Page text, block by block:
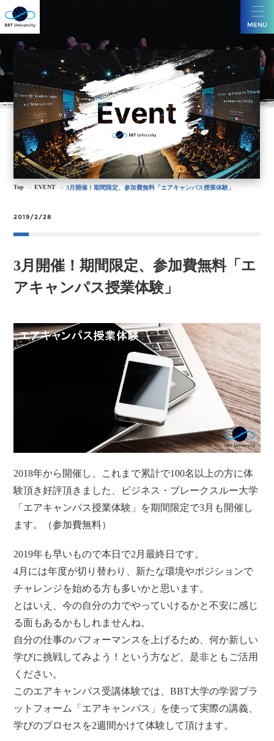
MENU
Top EVENT 3月開催！期間限定、参加費無料「エアキャンパス授業体験」
2019/2/28
3月開催！期間限定、参加費無料「エ
アキャンパス授業体験」
2018年から開催し、これまで累計で100名以上の方に体
験頂き好評頂きました、ビジネス・ブレークスルー大学
「エアキャンパス授業体験」を期間限定で3月も開催し
ます。（参加費無料）
2019年も早いもので本日で2月最終日です。
4月には年度が切り替わり、新たな環境やポジションで
チャレンジを始める方も多いかと思います。
とはいえ、今の自分の力でやっていけるかと不安に感じ
る面もあるかもしれませんね。
自分の仕事のパフォーマンスを上げるため、何か新しい
学びに挑戦してみよう！という方など、是非ともご活用
ください。
このエアキャンパス受講体験では、BBT大学の学習プラ
ットフォーム「エアキャンパス」を使って実際の講義、
学びのプロセスを2週間かけて体験して頂けます。